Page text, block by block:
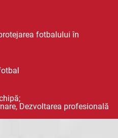
fotbalului în
Dezvoltarea profesională